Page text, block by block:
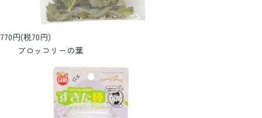
770円(税70円)
ブロッコリーの葉